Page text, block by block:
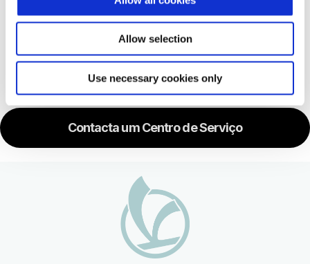
Allow selection
Use necessary cookies only
O QUE ESTÁ INCLUIDO/EXCLUIDO?
COMO DEVE ATUAR O CLIENTE?
Contacta um Centro de Serviço